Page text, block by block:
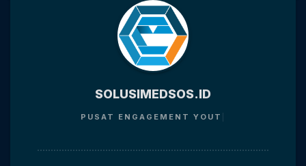
SOLUSIMEDSOS.ID
PUSAT ENGAGEMENTYOUTUBE